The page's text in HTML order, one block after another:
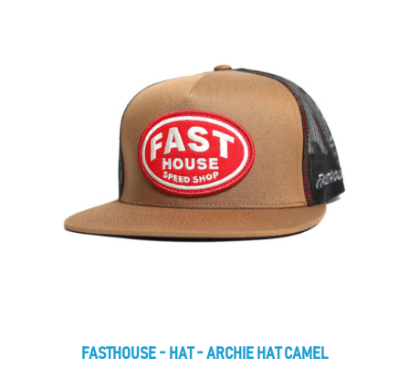
FASTHOUSE - HAT - ARCHIE HAT CAMEL